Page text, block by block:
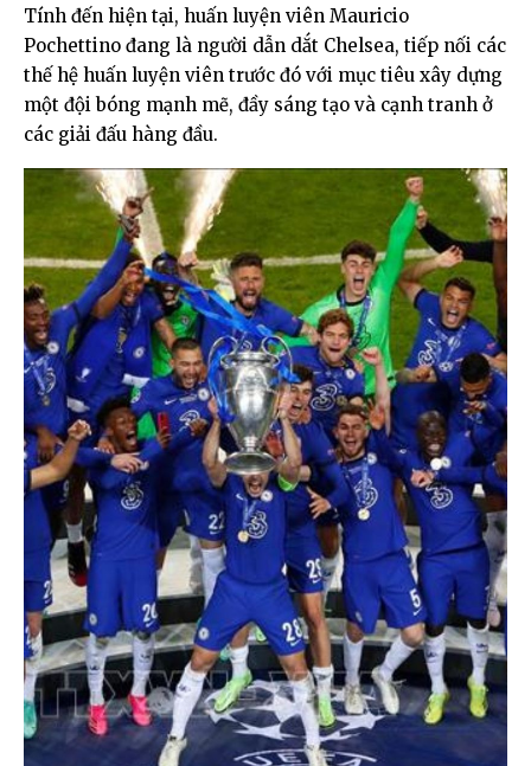
Tính đến hiện tại, huấn luyện viên Mauricio
Pochettino đang là người dẫn dắt Chelsea, tiếp nối các
thế hệ huấn luyện viên trước đó với mục tiêu xây dựng
một đội bóng mạnh mẽ, đầy sáng tạo và cạnh tranh ở
các giải đấu hàng đầu.